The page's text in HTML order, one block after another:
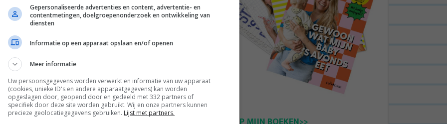
wat kazigs zou missen, maar dat was
helemaal compleet zo en echt heel erg lekker.
jackfruit combineerde fantastisch met de
en het heftige van de guacamole die lekker
gaan het vaker eten. Ik hoop jij ook! 😀
! Volg je me daar ook? Dan laat ik wat meer zien van
Gepersonaliseerde advertenties en content, advertentie- en
contentmetingen, doelgroepenonderzoek en ontwikkeling van
diensten
Informatie op een apparaat opslaan en/of openen
Meer informatie
Uw persoonsgegevens worden verwerkt en informatie van uw apparaat
(cookies, unieke ID's en andere apparaatgegevens) kan worden
opgeslagen door, geopend door en gedeeld met 332 partners of
specifiek door deze site worden gebruikt. Wij en onze partners kunnen
precieze geolocatiegegevens gebruiken. Lijst met partners.